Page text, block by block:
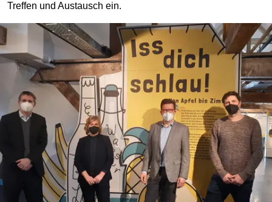
Treffen und Austausch ein.